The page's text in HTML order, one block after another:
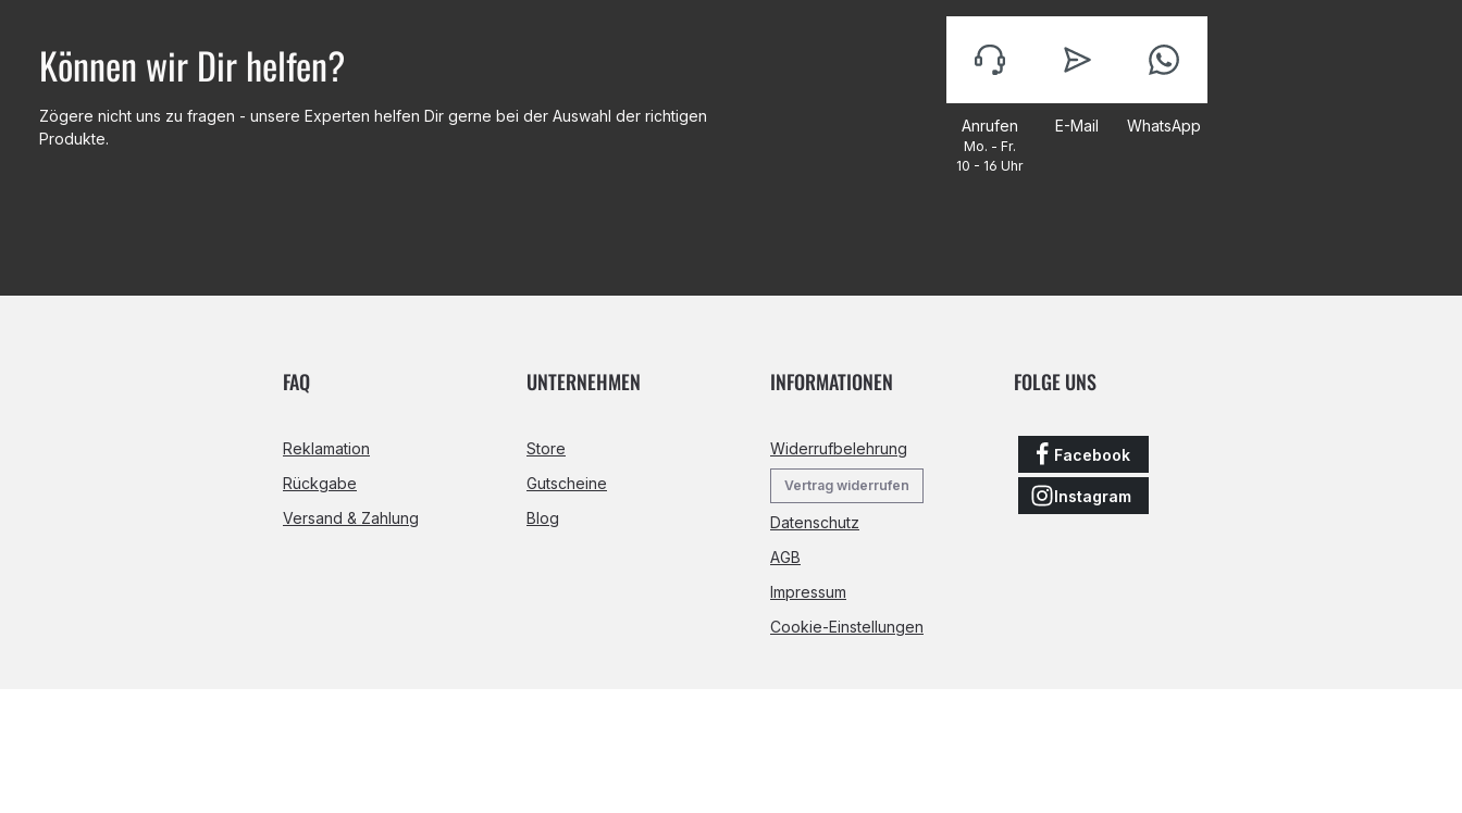
Können wir Dir helfen?
Zögere nicht uns zu fragen - unsere Experten helfen Dir gerne bei der Auswahl der richtigen
Produkte.
Anrufen
Mo. - Fr.
10 - 16 Uhr
E-Mail WhatsApp
FAQ
Reklamation
Rückgabe
Versand & Zahlung
UNTERNEHMEN
Store
Gutscheine
Blog
INFORMATIONEN
Widerrufbelehrung
Vertrag widerrufen
Datenschutz
AGB
Impressum
Cookie-Einstellungen
FOLGE UNS
Facebook
Instagram